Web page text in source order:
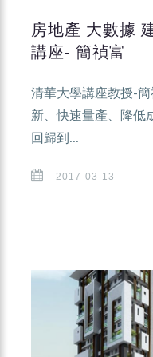
房地產 大數據
講座- 簡禎富
清華大學講座教授-
新、快速量產、降低
回歸到...
2017-03-13